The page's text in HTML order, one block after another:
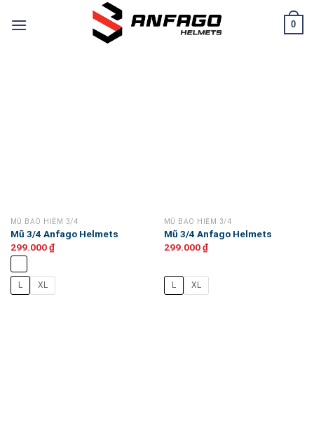
đến
0
MŨ BẢO HIỂM 3/4
Mũ 3/4 Anfago Helmets
299.000₫
L XL
MŨ BẢO HIỂM 3/4
Mũ 3/4 Anfago Helmets
299.000₫
L XL